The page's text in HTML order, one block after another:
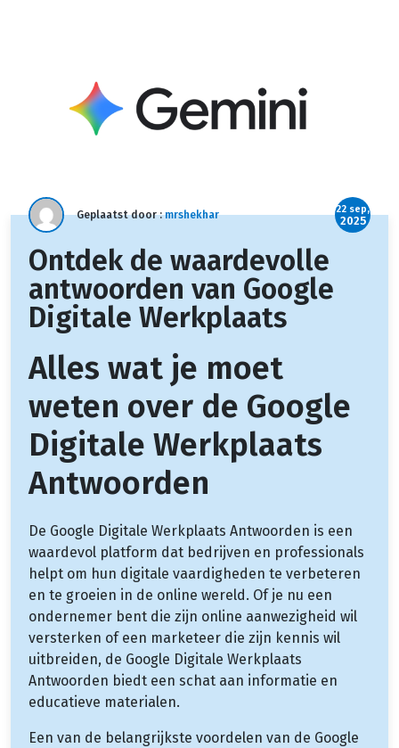
Geplaatst door :mrshekhar 22 sep,
2025
Ontdek de waardevolle
antwoorden van Google
Digitale Werkplaats
Alles wat je moet
weten over de Google
Digitale Werkplaats
Antwoorden
De Google Digitale Werkplaats Antwoorden is een
waardevol platform dat bedrijven en professionals
helpt om hun digitale vaardigheden te verbeteren
en te groeien in de online wereld. Of je nu een
ondernemer bent die zijn online aanwezigheid wil
versterken of een marketeer die zijn kennis wil
uitbreiden, de Google Digitale Werkplaats
Antwoorden biedt een schat aan informatie en
educatieve materialen.
Een van de belangrijkste voordelen van de Google